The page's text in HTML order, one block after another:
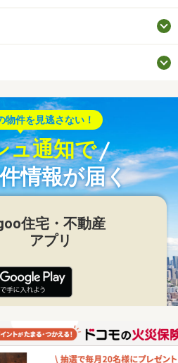
物件を見逃さない！
ュ通知で
情報が届く
住宅・不動産
アプリ